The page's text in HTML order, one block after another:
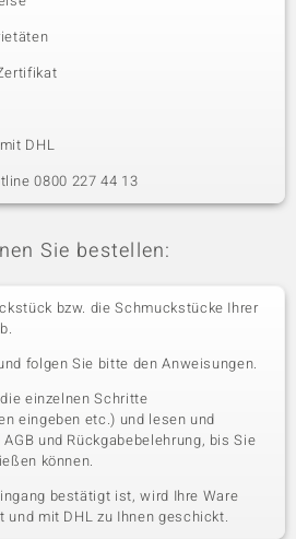
DHL
0800 227 44 13
Sie bestellen:
bzw. die Schmuckstücke Ihrer
folgen Sie bitte den Anweisungen.
einzelnen Schritte
eingeben etc.) und lesen und
und Rückgabebelehrung, bis Sie
können.
bestätigt ist, wird Ihre Ware
und mit DHL zu Ihnen geschickt.